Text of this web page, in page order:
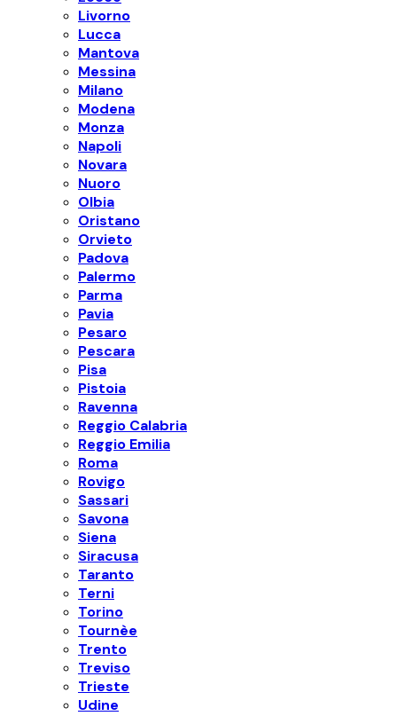
Livorno
Lucca
Mantova
Messina
Milano
Modena
Monza
Napoli
Novara
Nuoro
Olbia
Oristano
Orvieto
Padova
Palermo
Parma
Pavia
Pesaro
Pescara
Pisa
Pistoia
Ravenna
Reggio Calabria
Reggio Emilia
Roma
Rovigo
Sassari
Savona
Siena
Siracusa
Taranto
Terni
Torino
Tournèe
Trento
Treviso
Trieste
Udine